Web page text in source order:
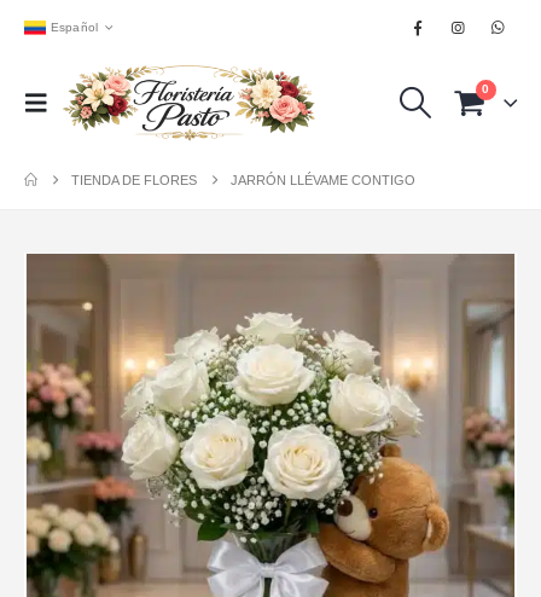
Español
0
TIENDA DE FLORES JARRÓN LLÉVAME CONTIGO